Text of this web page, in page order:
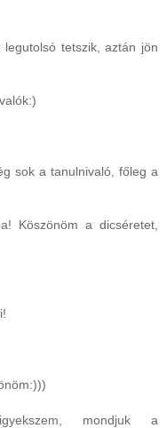
tetszik, aztán jön
sok a tanulnivaló, főleg a
Köszönöm a dicséretet,
mondjuk a